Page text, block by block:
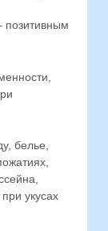
позитивным
белье,
укусах